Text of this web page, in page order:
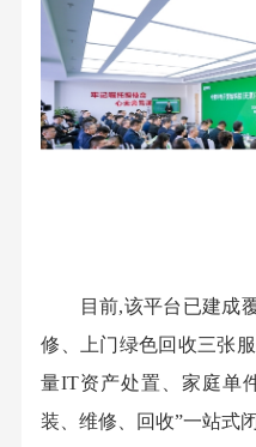
目前,该平台已建成覆
修、上门绿色回收三张
量IT资产处置、家庭单
装、维修、回收”一站式